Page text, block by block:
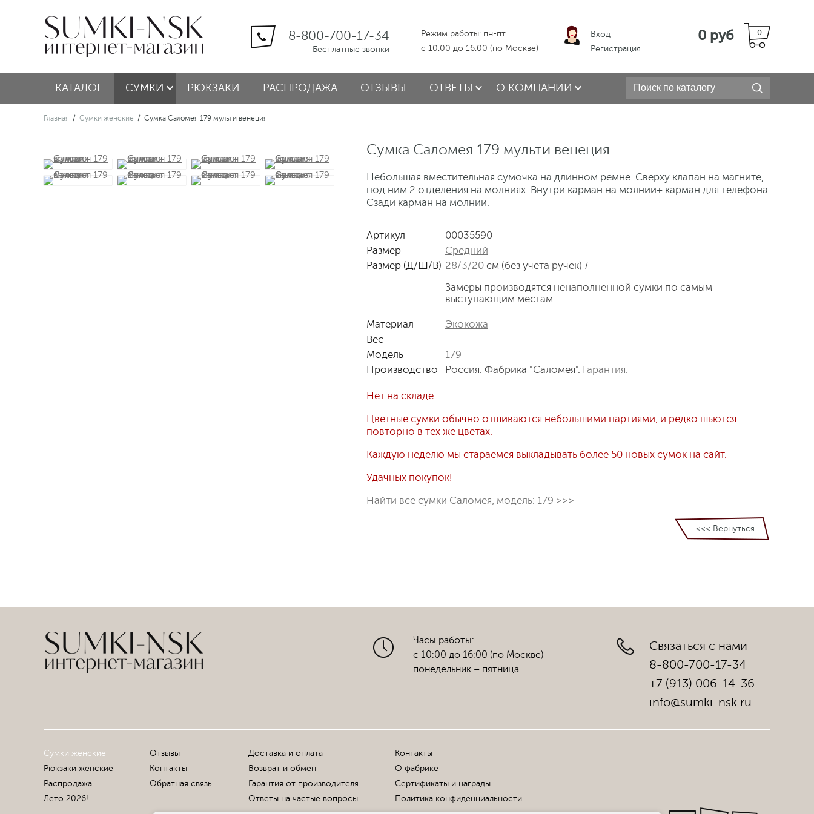
8-800-700-17-34
Бесплатные звонки
Режим работы: пн-пт
с 10:00 до 16:00 (по Москве)
Вход
Регистрация
0
0 руб
КАТАЛОГ СУМКИ РЮКЗАКИ РАСПРОДАЖА ОТЗЫВЫ ОТВЕТЫ О КОМПАНИИ
Главная / Сумки женские / Сумка Саломея 179 мульти венеция
Сумка Саломея 179 мульти венеция
Небольшая вместительная сумочка на длинном ремне. Сверху клапан на магните,
под ним 2 отделения на молниях. Внутри карман на молнии+ карман для телефона.
Сзади карман на молнии.
Артикул
00035590
Размер
Средний
Размер (Д/Ш/В) 28/3/20 см (без учета ручек) i
Замеры производятся ненаполненной сумки по самым
выступающим местам.
Материал
Экокожа
Вес
Модель
179
Производство
Россия. Фабрика "Саломея". Гарантия.
Нет на складе
Цветные сумки обычно отшиваются небольшими партиями, и редко шьются
повторно в тех же цветах.
Каждую неделю мы стараемся выкладывать более 50 новых сумок на сайт.
Удачных покупок!
Найти все сумки Саломея, модель: 179 >>>
<<< Вернуться
Часы работы:
с 10:00 до 16:00 (по Москве)
понедельник – пятница
Связаться с нами
8-800-700-17-34
+7 (913) 006-14-36
info@sumki-nsk.ru
Сумки женские
Рюкзаки женские
Распродажа
Лето 2026!
Отзывы
Контакты
Обратная связь
Доставка и оплата
Возврат и обмен
Гарантия от производителя
Ответы на частые вопросы
Контакты
О фабрике
Сертификаты и награды
Политика конфиденциальности